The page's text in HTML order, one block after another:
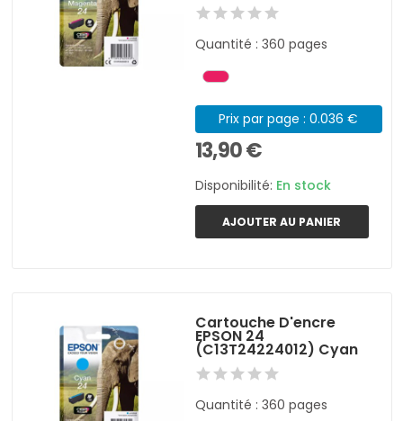
Quantité : 360 pages
Prix par page : 0.036 €
13,90 €
Disponibilité: En stock
AJOUTER AU PANIER
Cartouche D'encre
EPSON 24
(C13T24224012) Cyan
Quantité : 360 pages